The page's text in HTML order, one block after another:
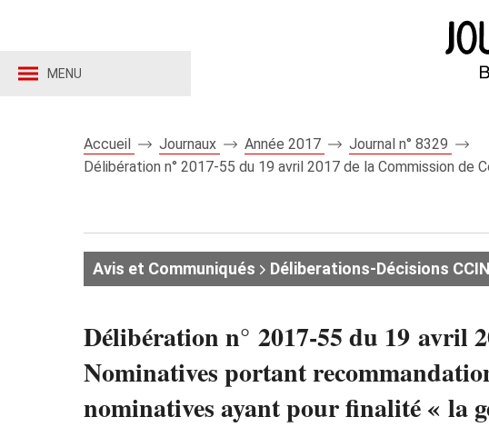
MENU
Accueil Journaux Année 2017
Journal n° 8329
Délibération n° 2017-55 du 19 avril 2017 de la Commission
Avis et Communiqués Déliberations-Décisions CCIN
Délibération n° 2017-55 du 19 avril
Nominatives portant
nominatives ayant pour finalité « la